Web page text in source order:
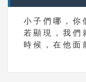
小 子 們 哪 ， 你
若 顯 現 ， 我 們
時 候 ， 在 他 面